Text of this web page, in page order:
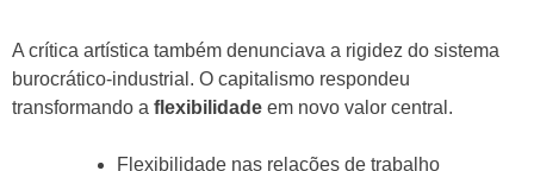
A crítica artística também denunciava a rigidez do sistema
burocrático-industrial. O capitalismo respondeu
transformando a flexibilidade em novo valor central.
Flexibilidade nas relações de trabalho